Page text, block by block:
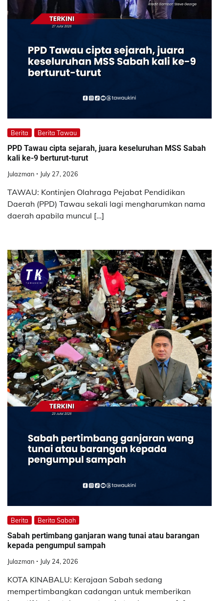
Berita Berita Tawau
PPD Tawau cipta sejarah, juara keseluruhan MSS Sabah
kali ke-9 berturut-turut
Julazman July 27, 2026
TAWAU: Kontinjen Olahraga Pejabat Pendidikan
Daerah (PPD) Tawau sekali lagi mengharumkan nama
daerah apabila muncul […]
Berita Berita Sabah
Sabah pertimbang ganjaran wang tunai atau barangan
kepada pengumpul sampah
Julazman July 24, 2026
KOTA KINABALU: Kerajaan Sabah sedang
mempertimbangkan cadangan untuk memberikan